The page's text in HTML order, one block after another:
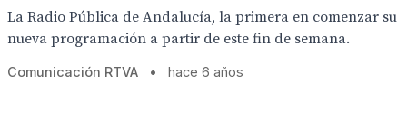
La Radio Pública de Andalucía, la primera en comenzar su
nueva programación a partir de este fin de semana.
Comunicación RTVA • hace 6 años